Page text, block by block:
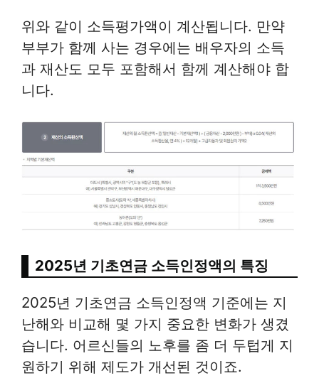
위와 같이 소득평가액이 계산됩니다. 만약
부부가 함께 사는 경우에는 배우자의 소득
과 재산도 모두 포함해서 함께 계산해야 합
니다.
2025년 기초연금 소득인정액의 특징
2025년 기초연금 소득인정액 기준에는 지
난해와 비교해 몇 가지 중요한 변화가 생겼
습니다. 어르신들의 노후를 좀 더 두텁게 지
원하기 위해 제도가 개선된 것이죠.